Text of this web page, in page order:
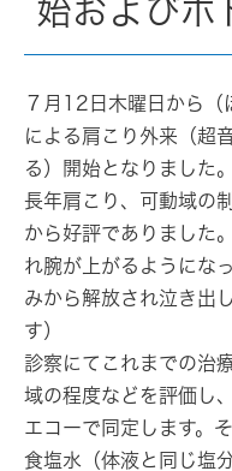
始およびボ
７月12日木曜日から（
による肩こり外来（超
る）開始となりました。
長年肩こり、可動域の
から好評でありました
れ腕が上がるようにな
みから解放され泣き出
す）
診察にてこれまでの治
域の程度などを評価し
エコーで同定します。
食塩水（体液と同じ塩